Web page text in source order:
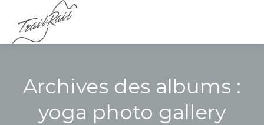
Archives des albums :
yoga photo gallery